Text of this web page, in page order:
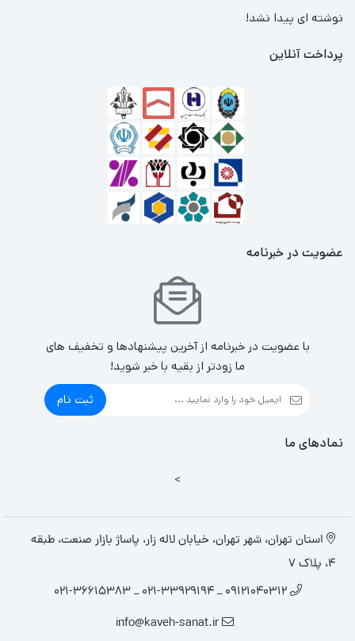
نوشته ای پیدا نشد!
پرداخت آنلاین
عضویت در خبرنامه
با عضویت در خبرنامه از آخرین پیشنهادها و تخفیف های
ما زودتر از بقیه با خبر شوید!
ثبت نام
نمادهای ما
>
استان تهران، شهر تهران، خیابان لاله زار، پاساژ بازار صنعت، طبقه
4، پلاک 7
09121040312 _ 021-33929194 _ 021-36615383
info@kaveh-sanat.ir